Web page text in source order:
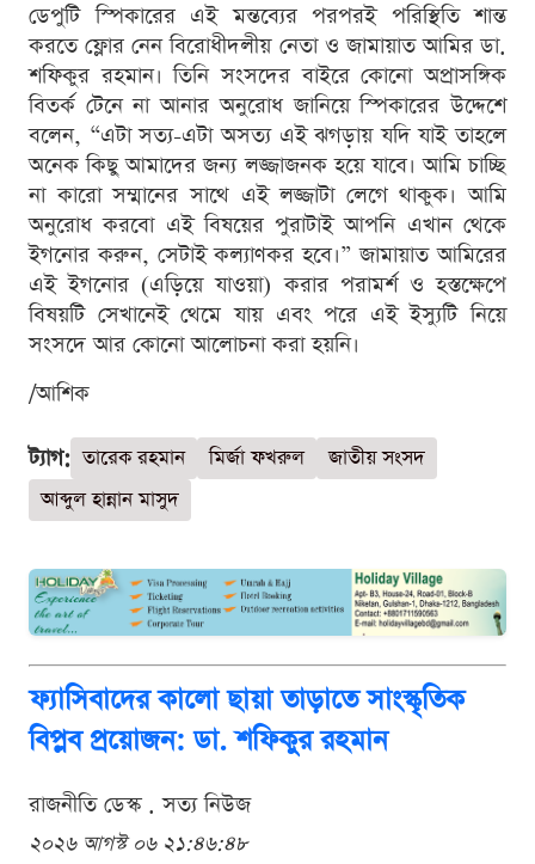
ডেপুটি স্পিকারের এই মন্তব্যের পরপরই পরিস্থিতি শান্ত
করতে ফ্লোর নেন বিরোধীদলীয় নেতা ও জামায়াত আমির ডা.
শফিকুর রহমান। তিনি সংসদের বাইরে কোনো অপ্রাসঙ্গিক
বিতর্ক টেনে না আনার অনুরোধ জানিয়ে স্পিকারের উদ্দেশে
বলেন, “এটা সত্য-এটা অসত্য এই ঝগড়ায় যদি যাই তাহলে
অনেক কিছু আমাদের জন্য লজ্জাজনক হয়ে যাবে। আমি চাচ্ছি
না কারো সম্মানের সাথে এই লজ্জাটা লেগে থাকুক। আমি
অনুরোধ করবো এই বিষয়ের পুরাটাই আপনি এখান থেকে
ইগনোর করুন, সেটাই কল্যাণকর হবে।” জামায়াত আমিরের
এই ইগনোর (এড়িয়ে যাওয়া) করার পরামর্শ ও হস্তক্ষেপে
বিষয়টি সেখানেই থেমে যায় এবং পরে এই ইস্যুটি নিয়ে
সংসদে আর কোনো আলোচনা করা হয়নি।
/আশিক
ট্যাগ: তারেক রহমান মির্জা ফখরুল
জাতীয় সংসদ
আব্দুল হান্নান মাসুদ
ফ্যাসিবাদের কালো ছায়া তাড়াতে সাংস্কৃতিক
বিপ্লব প্রয়োজন: ডা. শফিকুর রহমান
রাজনীতি ডেস্ক . সত্য নিউজ
২০২৬ আগস্ট ০৬ ২১:৪৬:৪৮